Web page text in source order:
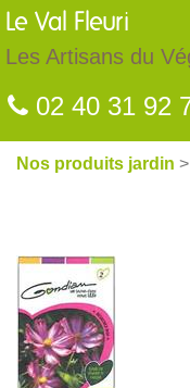
Le Val Fleuri
Les Artisans du
02 40 31 92
Nos produits jardin